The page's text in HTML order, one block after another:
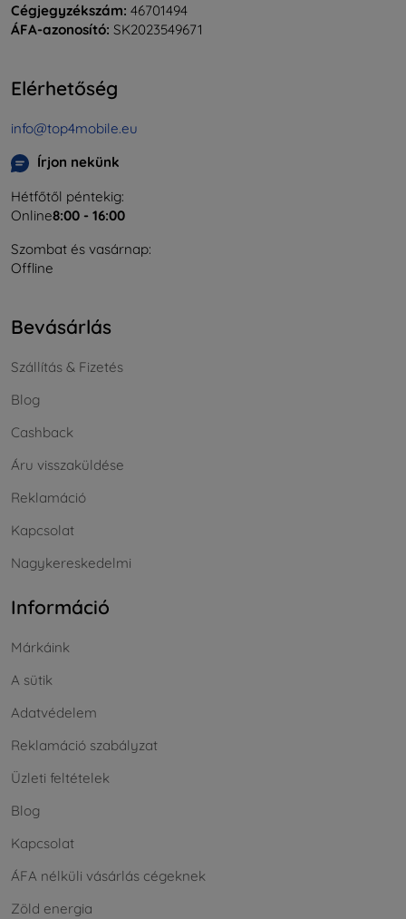
Cégjegyzékszám: 46701494
ÁFA-azonosító: SK2023549671
Elérhetőség
info@top4mobile.eu
Írjon nekünk
Hétfőtől péntekig:
Online8:00 - 16:00
Szombat és vasárnap:
Offline
Bevásárlás
Szállítás & Fizetés
Blog
Cashback
Áru visszaküldése
Reklamáció
Kapcsolat
Nagykereskedelmi
Információ
Márkáink
A sütik
Adatvédelem
Reklamáció szabályzat
Üzleti feltételek
Blog
Kapcsolat
ÁFA nélküli vásárlás cégeknek
Zöld energia